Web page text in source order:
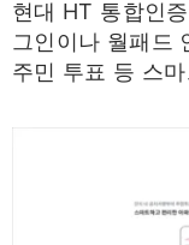
현대 HT 통합인
그인이나 월패드
주민 투표 등 스